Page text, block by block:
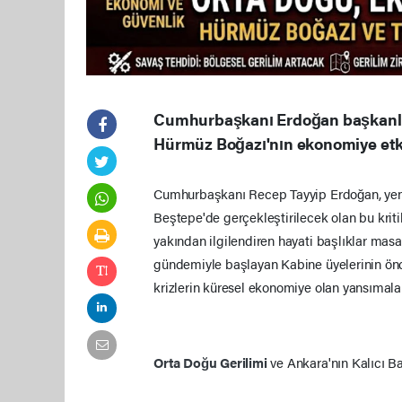
Cumhurbaşkanı Erdoğan
Hürmüz Boğazı'nın ekonomiye
Cumhurbaşkanı Recep Tayyip Erdoğan,
Beştepe'de gerçekleştirilecek olan bu
yakından ilgilendiren hayati başlıklar
gündemiyle başlayan Kabine üyelerinin
krizlerin küresel ekonomiye olan
Orta Doğu Gerilimive Ankara'nın Kalıcı